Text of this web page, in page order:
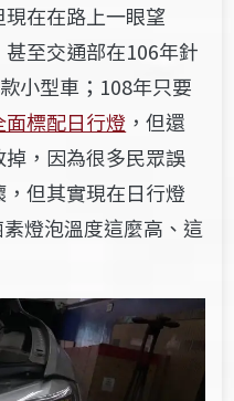
在在路上一眼望
至交通部在106年針
小型車；108年只要
面標配日行燈 ，但還
，因為很多民眾誤
但其實現在日行燈
燈泡溫度這麼高、這